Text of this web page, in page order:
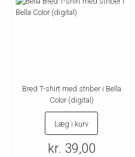
Bred T-shirt med striber i Bella
Color (digital)
Læg i kurv
kr. 39,00